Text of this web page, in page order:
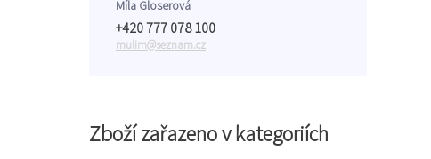
Zboží zařazeno v kategoriích
Míla Gloserová
+420 777 078 100
mulim@seznam.cz